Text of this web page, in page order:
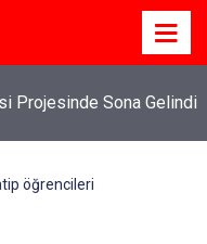
Projesinde Sona Gelindi
öğrencileri